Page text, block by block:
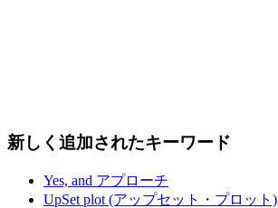
新しく追加されたキーワード
Yes, and アプローチ
UpSet plot (アップセット・プロット)